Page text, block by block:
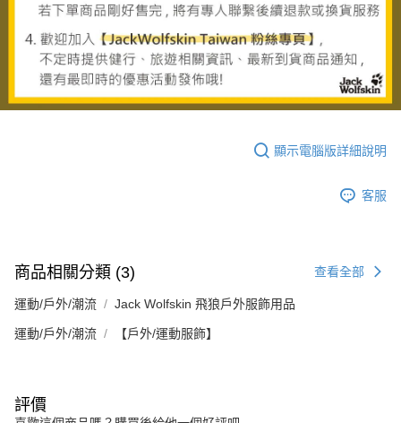
顯示電腦版詳細說明
客服
商品相關分類 (3) 查看全部
運動/戶外/潮流 Jack Wolfskin 飛狼戶外服飾用品
運動/戶外/潮流 【戶外/運動服飾】
評價